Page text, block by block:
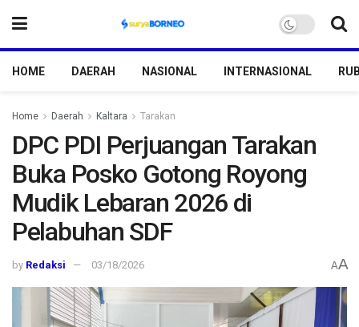
HOME DAERAH NASIONAL INTERNASIONAL
Home Daerah Kaltara Tarakan
DPC PDI Perjuangan Tarakan
Buka Posko Gotong Royong
Mudik Lebaran 2026 di
Pelabuhan SDF
by Redaksi 03/18/2026 AA